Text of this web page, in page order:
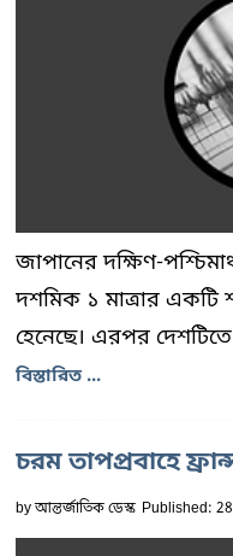
জাপানের দক্ষিণ-
দশমিক ১ মাত্রার
হেনেছে। এরপর
বিস্তারিত ...
চরম তাপপ্রবাহে
byআন্তর্জাতিক ডেস্ক Published: